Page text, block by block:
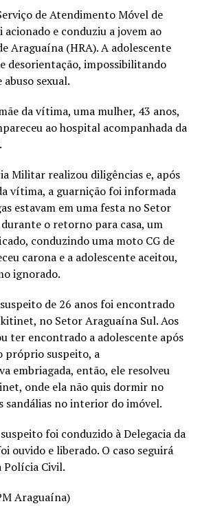
de Atendimento Móvel de
acionado e conduziu a jovem ao
Araguaína (HRA). A adolescente
desorientação, impossibilitando
sexual.
da vítima, uma mulher, 43 anos,
ao hospital acompanhada da
Militar realizou diligências e, após
vítima, a guarnição foi informada
estavam em uma festa no Setor
durante o retorno para casa, um
conduzindo uma moto CG de
carona e a adolescente aceitou,
ignorado.
de 26 anos foi encontrado
no Setor Araguaína Sul. Aos
ter encontrado a adolescente após
próprio suspeito, a
embriagada, então, ele resolveu
onde ela não quis dormir no
sandálias no interior do imóvel.
foi conduzido à Delegacia da
ouvido e liberado. O caso seguirá
Polícia Civil.
Araguaína)